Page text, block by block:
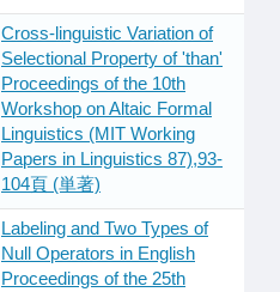
Cross-linguistic Variation of
Selectional Property of 'than'
Proceedings of the 10th
Workshop on Altaic Formal
Linguistics (MIT Working
Papers in Linguistics 87),93-
104頁 (単著)
Labeling and Two Types of
Null Operators in English
Proceedings of the 25th